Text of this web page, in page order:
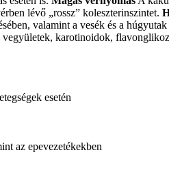
lévő „rossz” koleszterinszintet.
valamint a vesék és a húgyutak
karotinoidok,
esetén
az epevezetékekben